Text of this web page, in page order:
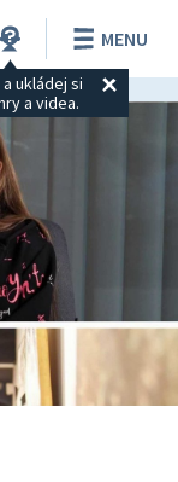
ukládej si
a videa.
MENU